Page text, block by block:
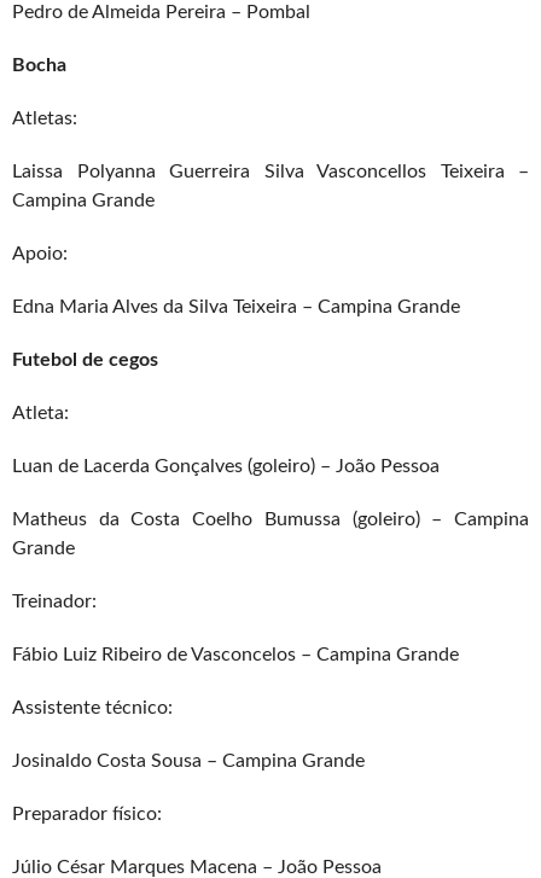
Pedro de Almeida Pereira – Pombal
Bocha
Atletas:
Laissa Polyanna Guerreira Silva Vasconcellos Teixeira –
Campina Grande
Apoio:
Edna Maria Alves da Silva Teixeira – Campina Grande
Futebol de cegos
Atleta:
Luan de Lacerda Gonçalves (goleiro) – João Pessoa
Matheus da Costa Coelho Bumussa (goleiro) – Campina
Grande
Treinador:
Fábio Luiz Ribeiro de Vasconcelos – Campina Grande
Assistente técnico:
Josinaldo Costa Sousa – Campina Grande
Preparador físico:
Júlio César Marques Macena – João Pessoa